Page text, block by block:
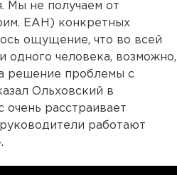
Мы не получаем от
ЕАН) конкретных
ощущение, что во всей
одного человека, возможно,
решение проблемы с
Ольховский в
расстраивает
работают